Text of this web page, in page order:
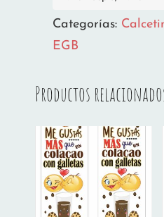
Categorías:
EGB
Productos